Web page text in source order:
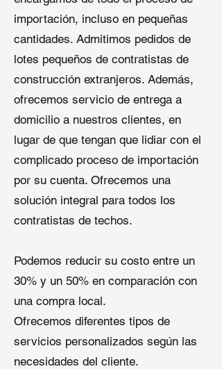
techado de EPDM no reforzadas.
4. Liner de EPDM para Estanques
(Vulcanizado)
Resistencia a Pinchazos:Resiste
efectivamente la penetración de
raíces de plantas y el movimiento
del suelo.
plastificantes y aditivos tóxicos;
seguro para peces y vida
acuática.
paisajismo y proyectos de
ingeniería ambiental.
Principales Ventajas de Rendimiento
de los Materiales de Techado de
EPDM:
paisajismo y proyectos de
ingeniería ambiental.
Ventajas clave de rendimiento de
los materiales de techado de
Los rollos de techado de caucho
EPDM fabricados por Qingdao
Shuangshi proporcionan ventajas
consistentes valoradas por
empresas de techado de EPDM
comerciales
y desarrolladores de
proyectos:
Impermeabilización sin
costuras:Protección confiable
techado y paisajismo.
climáticas extremas:
Tolerancia a UV, ozono y
temperaturas de -40 °C a 80
°C.
Alta elasticidad:
≥300% de
importación, incluso en pequeñas
cantidades. Admitimos pedidos de
lotes pequeños de contratistas de
construcción extranjeros. Además,
ofrecemos servicio de entrega a
domicilio a nuestros clientes, en
lugar de que tengan que lidiar con el
complicado proceso de importación
por su cuenta. Ofrecemos una
solución integral para todos los
contratistas de techos.
Podemos reducir su costo entre un
30% y un 50% en comparación con
una compra local.
Ofrecemos diferentes tipos de
servicios personalizados según las
necesidades del cliente.